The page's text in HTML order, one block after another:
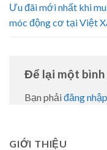
Ưu đãi mới nhất khi
móc động cơ tại Việt
Để lại một bình
Bạn phải đăng nhập
GIỚI THIỆU